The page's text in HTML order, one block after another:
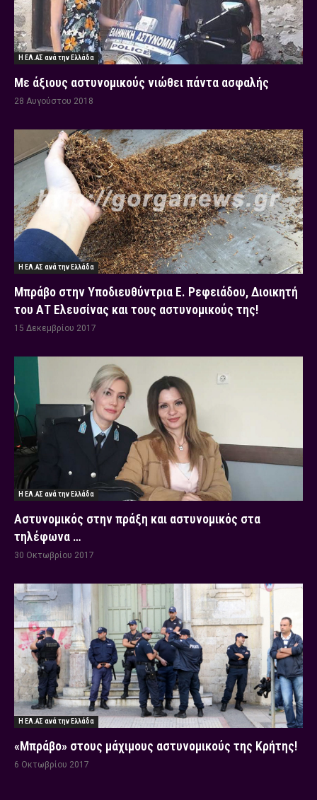
Η ΕΛ.ΑΣ ανά την Ελλάδα
Με άξιους αστυνομικούς νιώθει πάντα ασφαλής
28 Αυγούστου 2018
Η ΕΛ.ΑΣ ανά την Ελλάδα
Μπράβο στην Υποδιευθύντρια Ε. Ρεφειάδου, Διοικητή
του ΑΤ Ελευσίνας και τους αστυνομικούς της!
15 Δεκεμβρίου 2017
Η ΕΛ.ΑΣ ανά την Ελλάδα
Αστυνομικός στην πράξη και αστυνομικός στα
τηλέφωνα …
30 Οκτωβρίου 2017
Η ΕΛ.ΑΣ ανά την Ελλάδα
«Μπράβο» στους μάχιμους αστυνομικούς της Κρήτης!
6 Οκτωβρίου 2017